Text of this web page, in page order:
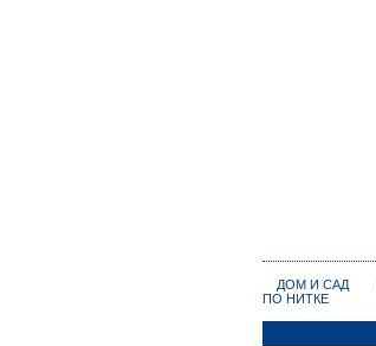
ДОМ И САД
ПО НИТКЕ